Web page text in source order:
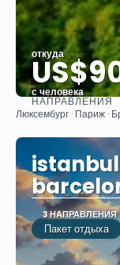
откуда
с человека
НАПРАВЛЕНИЯ
Люксембург · Париж ·
3 НАПРАВЛЕНИЯ
Пакет отдыха